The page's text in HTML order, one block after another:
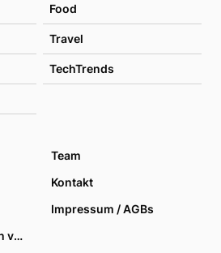
Food
Travel
TechTrends
Team
Kontakt
Impressum / AGBs
Datenschutzoptionen verwalten